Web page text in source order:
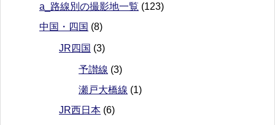
a_路線別の撮影地一覧 (123)
中国・四国 (8)
JR四国 (3)
予讃線 (3)
瀬戸大橋線 (1)
JR西日本 (6)